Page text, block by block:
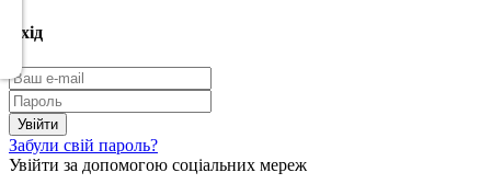
Вхід
Забули свій пароль?
Увійти за допомогою соціальних мереж
CSV
Скачать
CSV
(Опт)